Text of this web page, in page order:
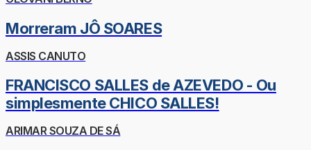
Morreram JÔ SOARES
ASSIS CANUTO
FRANCISCO SALLES de AZEVEDO - Ou
simplesmente CHICO SALLES!
ARIMAR SOUZA DE SÁ